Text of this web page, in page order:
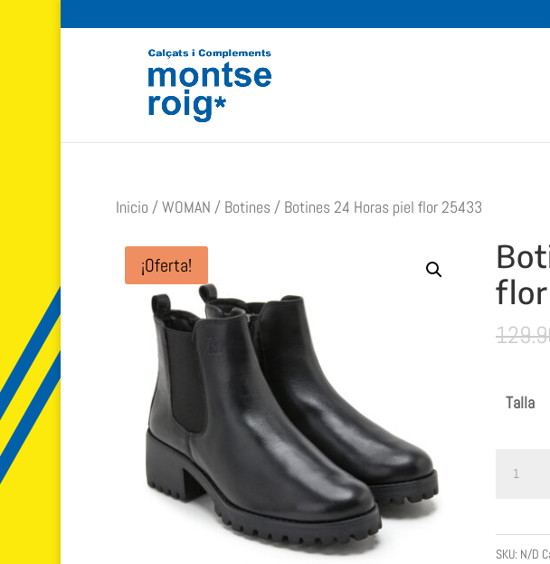
Inicio /WOMAN / Botines/ Botines 24 Horas piel flor 25433
¡Oferta!
flor
Talla
SKU: N/D